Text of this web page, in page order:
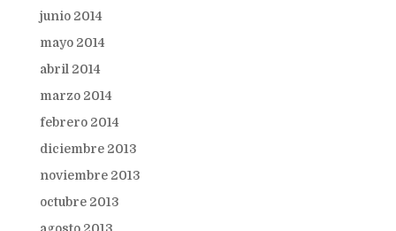
junio 2014
mayo 2014
abril 2014
marzo 2014
febrero 2014
diciembre 2013
noviembre 2013
octubre 2013